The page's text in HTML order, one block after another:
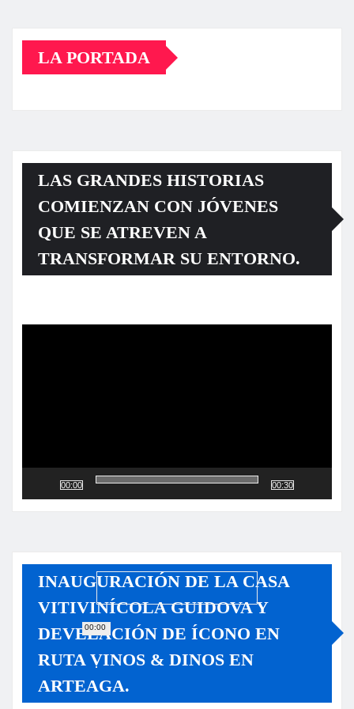
LA PORTADA
LAS GRANDES HISTORIAS
COMIENZAN CON JÓVENES
QUE SE ATREVEN A
TRANSFORMAR SU ENTORNO.
00:00
00:00
00:30
INAUGURACIÓN DE LA CASA
VITIVINÍCOLA GUIDOVA Y
DEVELACIÓN DE ÍCONO EN
RUTA VINOS & DINOS EN
ARTEAGA.